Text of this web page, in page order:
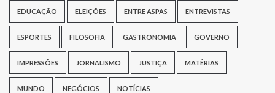
EDUCAÇÃO ELEIÇÕES ENTRE ASPAS ENTREVISTAS
ESPORTES FILOSOFIA GASTRONOMIA GOVERNO
IMPRESSÕES JORNALISMO JUSTIÇA MATÉRIAS
MUNDO NEGÓCIOS NOTÍCIAS